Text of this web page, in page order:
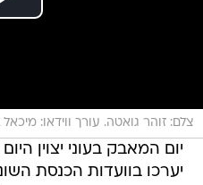
צלם: זוהר גואטה. עורך ווידאו: מיכאל
יום המאבק בעוני יצוין
יערכו בוועדות הכנסת